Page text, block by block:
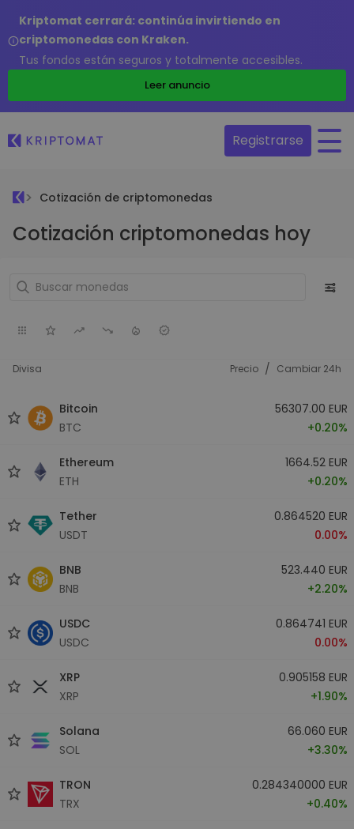
Kriptomat cerrará: continúa invirtiendo en
criptomonedas con Kraken.
Tus fondos están seguros y totalmente accesibles.
Leer anuncio
Registrarse
Cotización de criptomonedas
Cotización criptomonedas hoy
Divisa Precio / Cambiar 24h
Bitcoin
BTC
56307.00 EUR
+0.20%
Ethereum
ETH
1664.52 EUR
+0.20%
Tether
USDT
0.864520 EUR
0.00%
BNB
BNB
523.440 EUR
+2.20%
USDC
USDC
0.864741 EUR
0.00%
XRP
XRP
0.905158 EUR
+1.90%
Solana
SOL
66.060 EUR
+3.30%
TRON
TRX
0.284340000 EUR
+0.40%